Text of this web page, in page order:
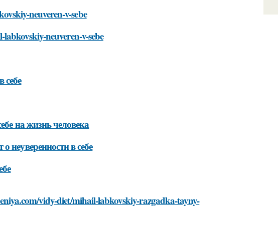
neuveren-v-sebe
neuveren-v-sebe
себе
на жизнь человека
неуверенности в себе
vidy-diet/mihail-labkovskiy-razgadka-tayny-